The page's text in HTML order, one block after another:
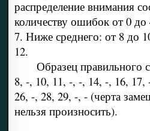
распределение внимания
количеству ошибок от 0
7. Ниже среднего: от 8 до
12.
Образец правильного
8, -, 10, 11, -, -, 14, -, 16,
26, -, 28, 29, -, - (черта
нельзя произносить).